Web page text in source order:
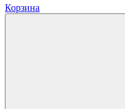
Корзина